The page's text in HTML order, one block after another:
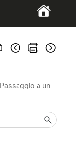
Passaggio a un